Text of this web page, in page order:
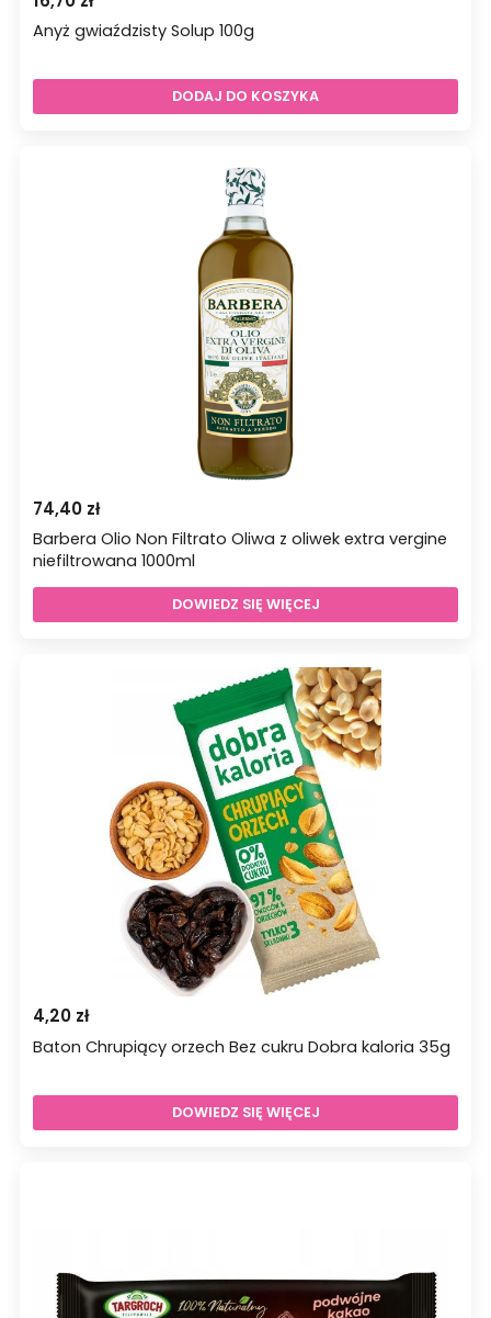
Anyż gwiaździsty Solup 100g
DODAJ DO KOSZYKA
74,40 zł
Barbera Olio Non Filtrato Oliwa z oliwek extra vergine
niefiltrowana 1000ml
DOWIEDZ SIĘ WIĘCEJ
4,20 zł
Baton Chrupiący orzech Bez cukru Dobra kaloria 35g
DOWIEDZ SIĘ WIĘCEJ